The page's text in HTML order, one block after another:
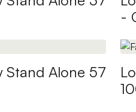
-
Stand Alone 57